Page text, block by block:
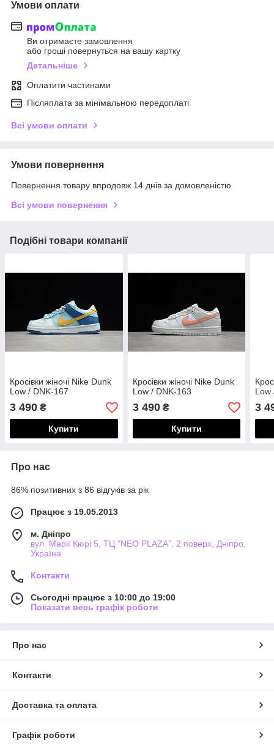
Умови оплати
Ви отримаєте замовлення
або гроші повернуться на вашу картку
Детальніше
Оплатити частинами
Післяплата за мінімальною передоплаті
Всі умови оплати
Умови повернення
Повернення товару впродовж 14 днів за домовленістю
Всі умови повернення
Подібні товари компанії
Кросівки жіночі Nike Dunk
Low / DNK-167
3 490 ₴
Купити
Кросівки жіночі Nike Dunk
Low / DNK-163
3 490₴
Купити
Low
3
Про нас
86% позитивних з 86 відгуків за рік
Працює з 19.05.2013
м. Дніпро
вул. Марії Кюрі 5, ТЦ "NEO PLAZA", 2 поверх, Дніпро,
Україна
Контакти
Сьогодні працює з 10:00 до 19:00
Показати весь графік роботи
Про нас
Контакти
Доставка та оплата
Графік роботи